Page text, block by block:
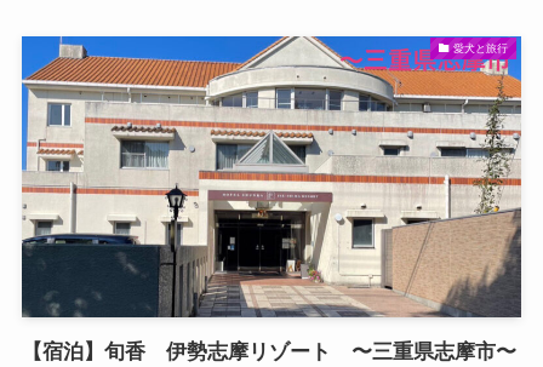
愛犬と旅行
【宿泊】旬香 伊勢志摩リゾート 〜三重県志摩市〜